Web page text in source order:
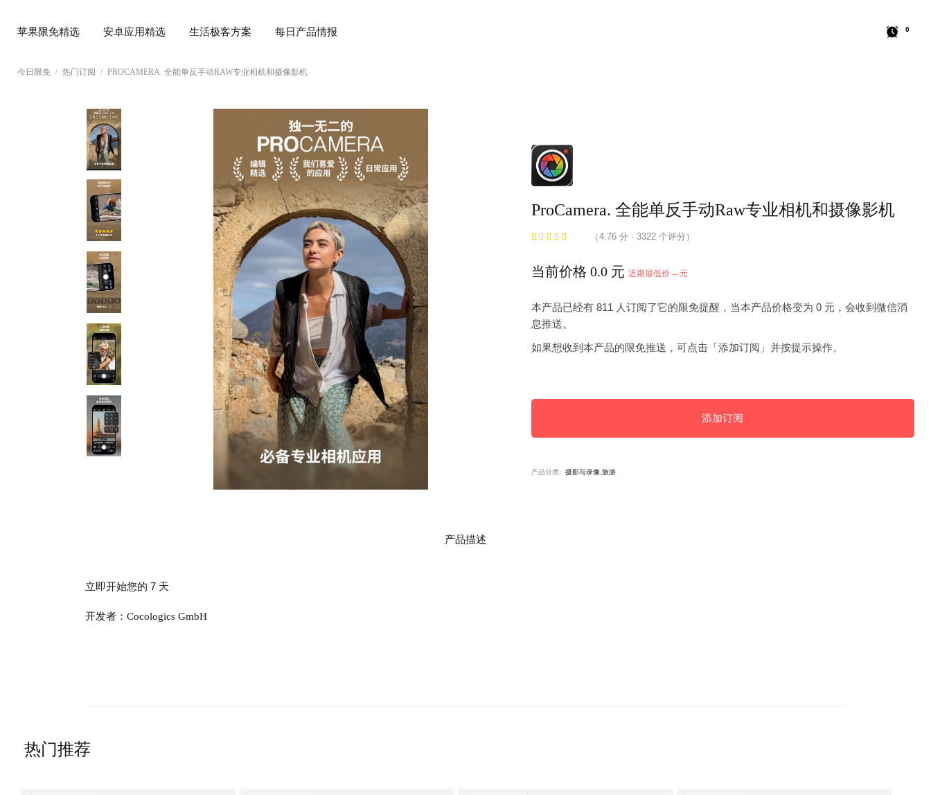
苹果限免精选 安卓应用精选 生活极客方案 每日产品情报 0
今日限免 热门订阅 PROCAMERA. 全能单反手动RAW专业相机和摄像影机
ProCamera. 全能单反手动Raw专业相机和摄像影机
（4.76 分 · 3322 个评分）
当前价格 0.0 元 近期最低价 -- 元
本产品已经有 811 人订阅了它的限免提醒，当本产品价格变为 0 元，会收到微信消
息推送。
如果想收到本产品的限免推送，可点击「添加订阅」并按提示操作。
添加订阅
产品分类: 摄影与录像,旅游
产品描述
立即开始您的 7 天
开发者：Cocologics GmbH
热门推荐